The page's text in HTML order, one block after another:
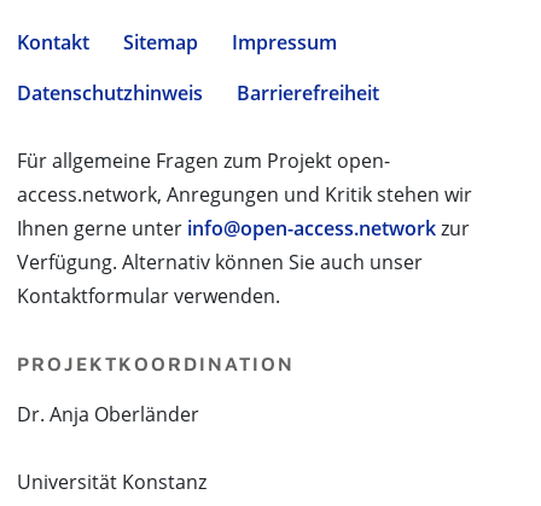
Kontakt Sitemap
Impressum
Datenschutzhinweis
Barrierefreiheit
Für allgemeine Fragen zum Projekt open-
access.network, Anregungen und Kritik stehen wir
Ihnen gerne unter info@open-access.networkzur
Verfügung. Alternativ können Sie auch unser
Kontaktformular verwenden.
PROJEKTKOORDINATION
Dr. Anja Oberländer
Universität Konstanz